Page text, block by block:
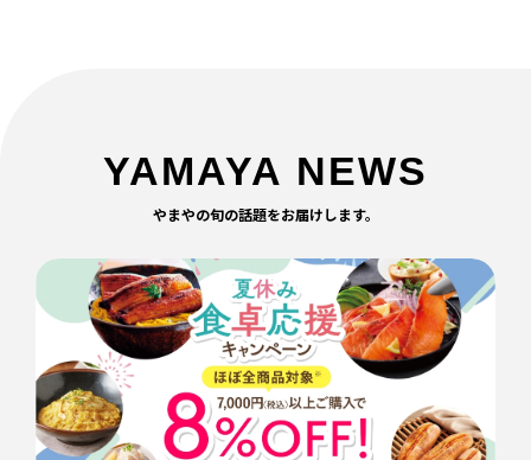
YAMAYA NEWS
やまやの旬の話題をお届けします。